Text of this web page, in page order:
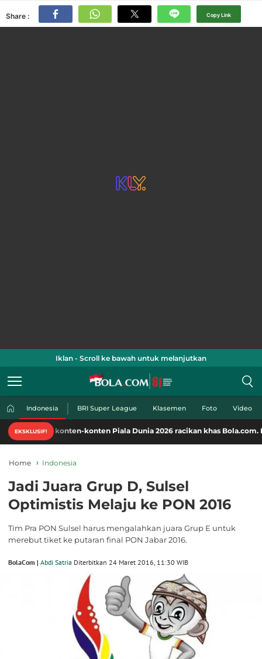
Share : Copy Link
Iklan - Scroll ke bawah untuk melanjutkan
Indonesia BRI Super League Klasemen Foto Video
EKSKLUSIF!
konten-konten Piala Dunia 2026 racikan khas Bola.com. Klik di sini!
Home Indonesia
Jadi Juara Grup D, Sulsel
Optimistis Melaju ke PON 2016
Tim Pra PON Sulsel harus mengalahkan juara Grup E untuk
merebut tiket ke putaran final PON Jabar 2016.
BolaCom | Abdi Satria Diterbitkan 24 Maret 2016, 11:30 WIB